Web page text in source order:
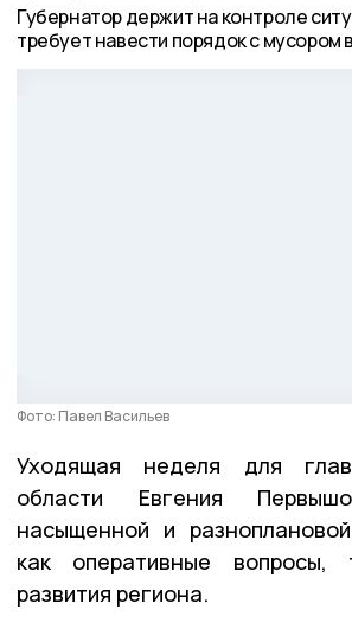
Губернатор держит на контроле
требует навести порядок с мусором
Фото: Павел Васильев
Уходящая неделя для
области Евгения
насыщенной и
как оперативные
развития региона.